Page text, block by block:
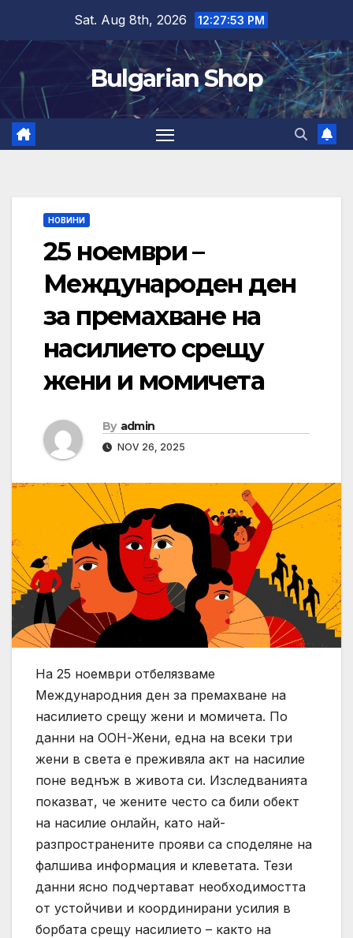
content
Sat. Aug 8th, 2026 12:27:54 PM
Bulgarian Shop
НОВИНИ
25 ноември –
Международен ден
за премахване на
насилието срещу
жени и момичета
By admin
NOV 26, 2025
На 25 ноември отбелязваме
Международния ден за премахване на
насилието срещу жени и момичета. По
данни на ООН-Жени, една на всеки три
жени в света е преживяла акт на насилие
поне веднъж в живота си. Изследванията
показват, че жените често са били обект
на насилие онлайн, като най-
разпространените прояви са споделяне на
фалшива информация и клеветата. Тези
данни ясно подчертават необходимостта
от устойчиви и координирани усилия в
борбата срещу насилието – както на